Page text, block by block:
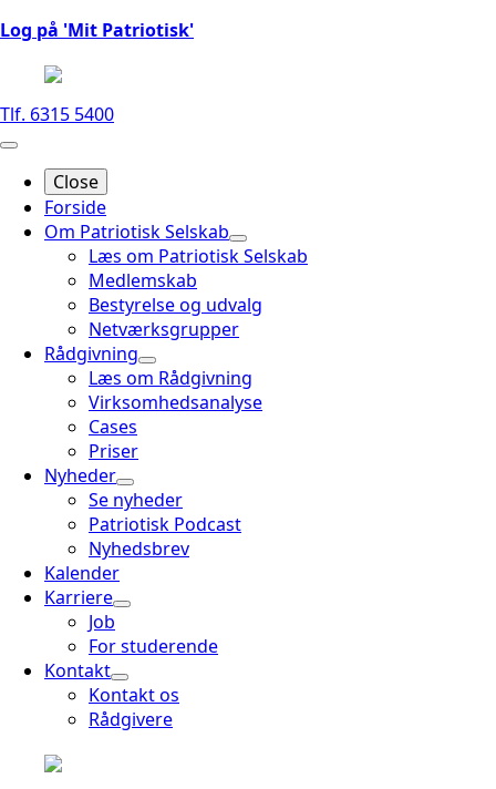
Log på 'Mit Patriotisk'
Tlf. 6315 5400
Close
Forside
Om Patriotisk Selskab
Læs om Patriotisk Selskab
Medlemskab
Bestyrelse og udvalg
Netværksgrupper
Rådgivning
Læs om Rådgivning
Virksomhedsanalyse
Cases
Priser
Nyheder
Se nyheder
Patriotisk Podcast
Nyhedsbrev
Kalender
Karriere
Job
For studerende
Kontakt
Kontakt os
Rådgivere